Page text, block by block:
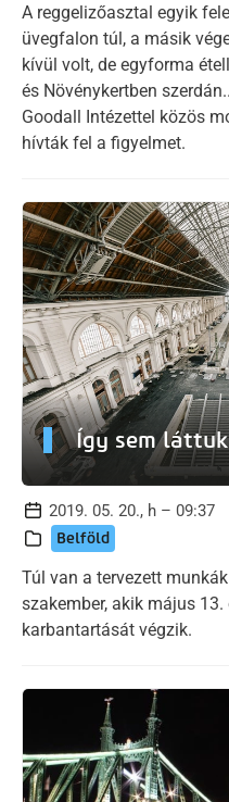
A reggelizőasztal egyik
üvegfalon túl, a másik
kívül volt, de egyforma
és Növénykertben
Goodall Intézettel közös
hívták fel a figyelmet.
Így sem
2019. 05. 20., h – 09:37
Belföld
Túl van a tervezett
szakember, akik május
karbantartását végzik.